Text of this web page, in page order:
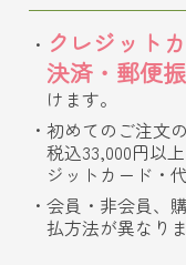
クレジット
決済・郵便
けます。
初めてのご注文
税込33,000円以
ジットカード・
会員・非会員、
払方法が異なりま